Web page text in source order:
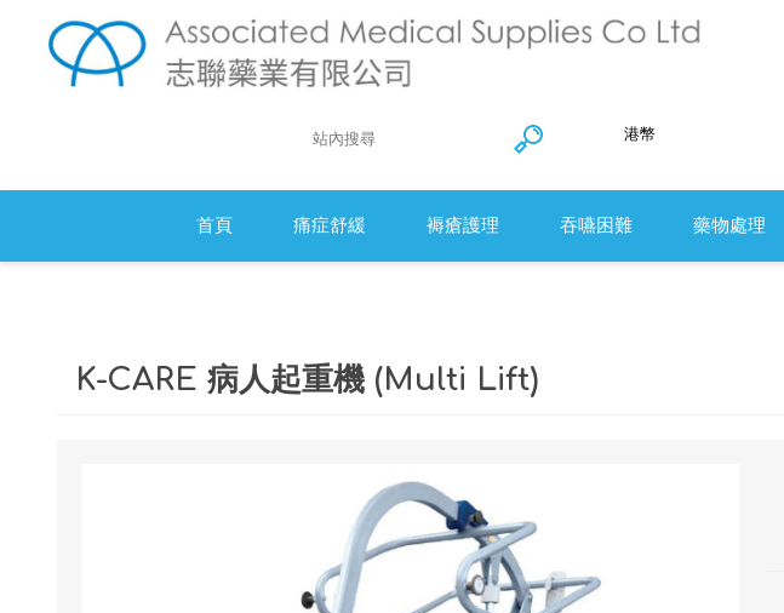
首頁 痛症舒緩 褥瘡護理
醫療羊毛
吞嚥困難 藥物處理
K-CARE 病人起重機 (Multi Lift)